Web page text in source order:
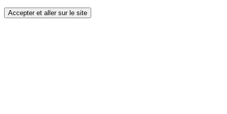
Accepter et aller sur le site